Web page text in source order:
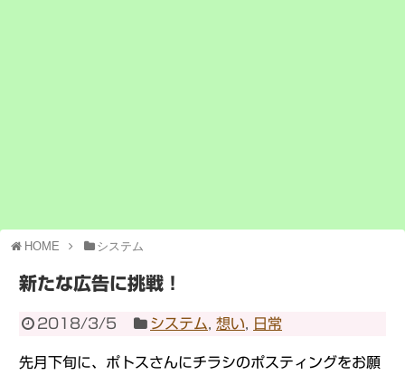
HOME システム
新たな広告に挑戦！
2018/3/5 システム ,想い 日常
先月下旬に、ポトスさんにチラシのポスティングをお願